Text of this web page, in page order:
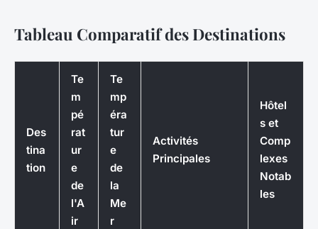
Tableau Comparatif des Destinations
Des
tina
tion
Te
m
pé
rat
ur
e
de
l'A
ir
Te
mp
éra
tur
e
de
la
Me
r
Activités
Principales
Hôtel
s et
Comp
lexes
Notab
les